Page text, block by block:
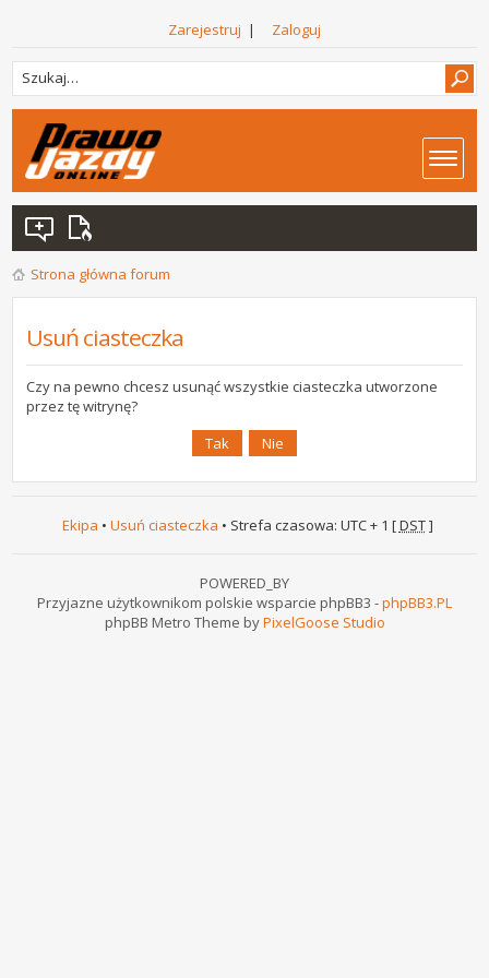
Zarejestruj | Zaloguj
Strona główna forum
Usuń ciasteczka
Czy na pewno chcesz usunąć wszystkie ciasteczka utworzone
przez tę witrynę?
Ekipa • Usuń ciasteczka • Strefa czasowa: UTC + 1 [DST]
POWERED_BY
Przyjazne użytkownikom polskie wsparcie phpBB3 -phpBB3.PL
phpBB Metro Theme byPixelGoose Studio